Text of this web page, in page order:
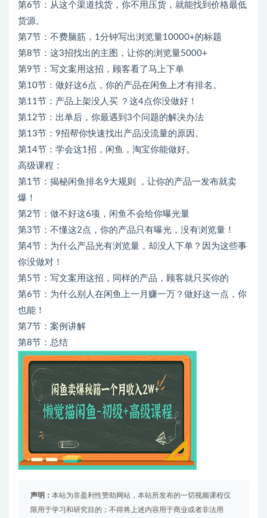
第6节：从这个渠道找货，你不用压货，就能找到价格最低
货源。
第7节：不费脑筋，1分钟写出浏览量10000+的标题
第8节：这3招找出的主图，让你的浏览量5000+
第9节：写文案用这招，顾客看了马上下单
第10节：做好这6点，你的产品在闲鱼上才有排名。
第11节：产品上架没人买 ？这4点你没做好！
第12节：出单后，你最遇到3个问题的解决办法
第13节：9招帮你快速找出产品没流量的原因。
第14节：学会这1招，闲鱼，淘宝你能做好。
高级课程：
第1节：揭秘闲鱼排名9大规则 ，让你的产品一发布就卖
爆！
第2节：做不好这6项，闲鱼不会给你曝光量
第3节：不懂这2点，你的产品只有曝光，没有浏览量！
第4节：为什么产品光有浏览量，却没人下单？因为这些事
你没做对！
第5节：写文案用这招，同样的产品，顾客就只买你的
第6节：为什么别人在闲鱼上一月赚一万？做好这一点，你
也能！
第7节：案例讲解
第8节：总结
声明： 本站为非盈利性赞助网站，本站所发布的一切视频课程仅
限用于学习和研究目的；不得将上述内容用于商业或者非法用